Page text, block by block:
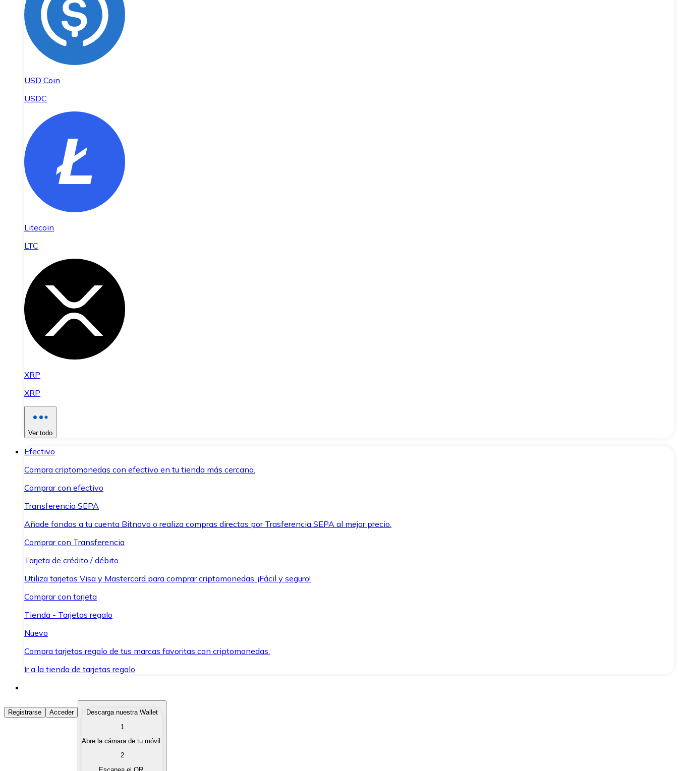
USD Coin
USDC
Litecoin
LTC
XRP
XRP
Ver todo
Efectivo
Compra criptomonedas con efectivo en tu tienda más cercana.
Comprar con efectivo
Transferencia SEPA
Añade fondos a tu cuenta Bitnovo o realiza compras directas por Trasferencia SEPA al mejor precio.
Comprar con Transferencia
Tarjeta de crédito / débito
Utiliza tarjetas Visa y Mastercard para comprar criptomonedas. ¡Fácil y seguro!
Comprar con tarjeta
Tienda - Tarjetas regalo
Nuevo
Compra tarjetas regalo de tus marcas favoritas con criptomonedas.
Ir a la tienda de tarjetas regalo
Comprar Criptomonedas
Compra criptomonedas con diferentes métodos de pago.
Vende tus criptomonedas de forma rápida y segura.
Registrarse Acceder
Descarga nuestra Wallet
1
Abre la cámara de tu móvil.
2